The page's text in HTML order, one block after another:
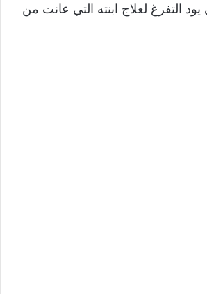
التفرغ لعلاج ابنته التي عانت من